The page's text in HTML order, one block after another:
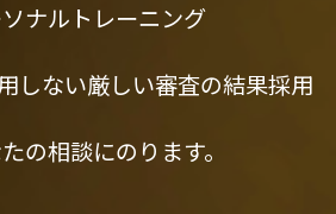
ナルトレーニング
しない厳しい審査の結果採用
の相談にのります。